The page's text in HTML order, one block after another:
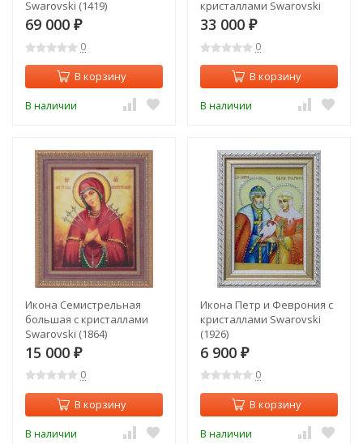
Swarovski (1419)
69 000 ₽
0
В корзину
В наличии
кристаллами Swarovski
(1853)
33 000 ₽
0
В корзину
В наличии
Икона Семистрельная
большая с кристаллами
Swarovski (1864)
15 000 ₽
0
В корзину
В наличии
Икона Петр и Феврония с
кристаллами Swarovski
(1926)
6 900 ₽
0
В корзину
В наличии